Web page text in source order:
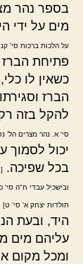
בספר נהר
מים על ידי
על הלכות ברכות סי'
פתיחת הברז
כשאין לו
הברז
להקל בזה
סי' א. נהר מצרים הל'
יכול לסמוך
בכל שפיכה.
תולדות יצחק א' סי' ט]
היד, ובעת
עליהם מים
ומכל מקום